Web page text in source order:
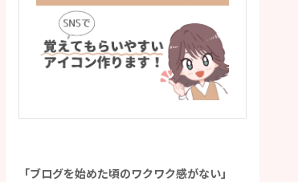
「ブログを始めた頃のワクワク感がない」